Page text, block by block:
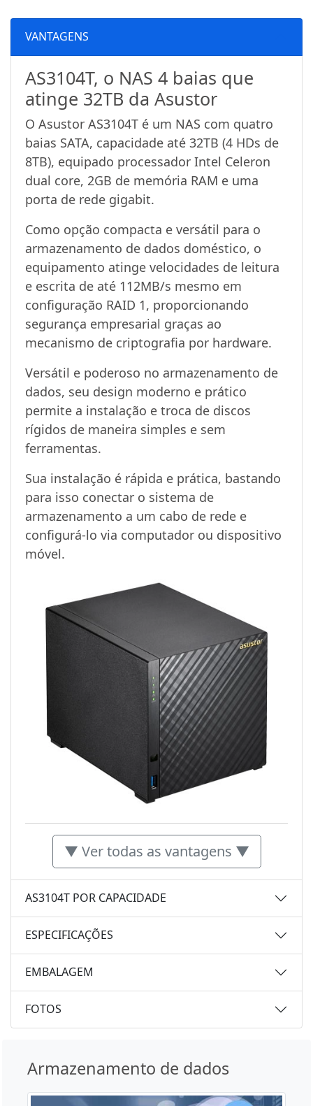
VANTAGENS
AS3104T, o NAS 4 baias que
atinge 32TB da Asustor
O Asustor AS3104T é um NAS com quatro
baias SATA, capacidade até 32TB (4 HDs de
8TB), equipado processador Intel Celeron
dual core, 2GB de memória RAM e uma
porta de rede gigabit.
Como opção compacta e versátil para o
armazenamento de dados doméstico, o
equipamento atinge velocidades de leitura
e escrita de até 112MB/s mesmo em
configuração RAID 1, proporcionando
segurança empresarial graças ao
mecanismo de criptografia por hardware.
Versátil e poderoso no armazenamento de
dados, seu design moderno e prático
permite a instalação e troca de discos
rígidos de maneira simples e sem
ferramentas.
Sua instalação é rápida e prática, bastando
para isso conectar o sistema de
armazenamento a um cabo de rede e
configurá-lo via computador ou dispositivo
móvel.
▼ Ver todas as vantagens ▼
AS3104T POR CAPACIDADE
ESPECIFICAÇÕES
EMBALAGEM
FOTOS
Armazenamento de dados